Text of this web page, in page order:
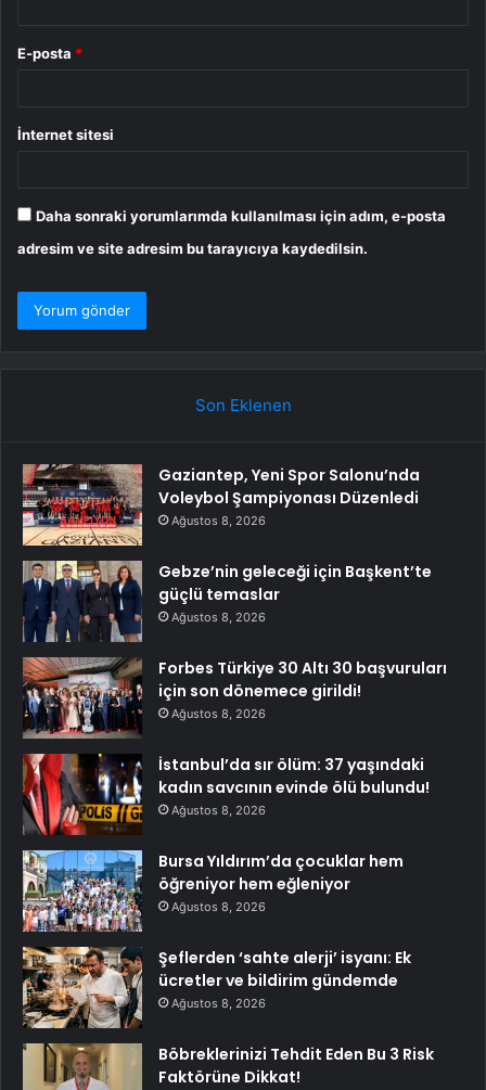
E-posta *
İnternet sitesi
Daha sonraki yorumlarımda kullanılması için adım, e-posta
adresim ve site adresim bu tarayıcıya kaydedilsin.
Son Eklenen
Gaziantep, Yeni Spor Salonu’nda
Voleybol Şampiyonası Düzenledi
Ağustos 8, 2026
Gebze’nin geleceği için Başkent’te
güçlü temaslar
Ağustos 8, 2026
Forbes Türkiye 30 Altı 30 başvuruları
için son dönemece girildi!
Ağustos 8, 2026
İstanbul’da sır ölüm: 37 yaşındaki
kadın savcının evinde ölü bulundu!
Ağustos 8, 2026
Bursa Yıldırım’da çocuklar hem
öğreniyor hem eğleniyor
Ağustos 8, 2026
Şeflerden ‘sahte alerji’ isyanı: Ek
ücretler ve bildirim gündemde
Ağustos 8, 2026
Böbreklerinizi Tehdit Eden Bu 3 Risk
Faktörüne Dikkat!